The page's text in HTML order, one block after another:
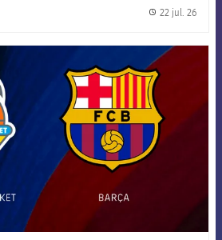
22 jul. 26